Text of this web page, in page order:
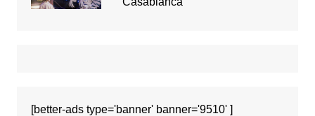
[better-ads type='banner' banner='9510' ]